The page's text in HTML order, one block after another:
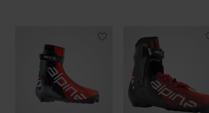
Lägg till i favoriter